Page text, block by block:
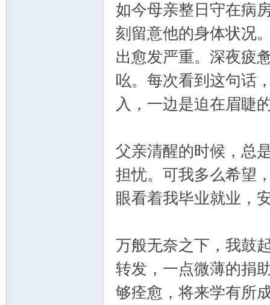
如今母亲整日守在病
刻留意他的身体状况
出愈发严重。深夜疲
吆。每次看到这句话
入，一边是迫在眉睫
父亲清醒的时候，总
担忧。可我多么希望
眼看着我毕业就业，
万般无奈之下，我鼓
转发，一点微薄的捐
够痊愈，将来学有所